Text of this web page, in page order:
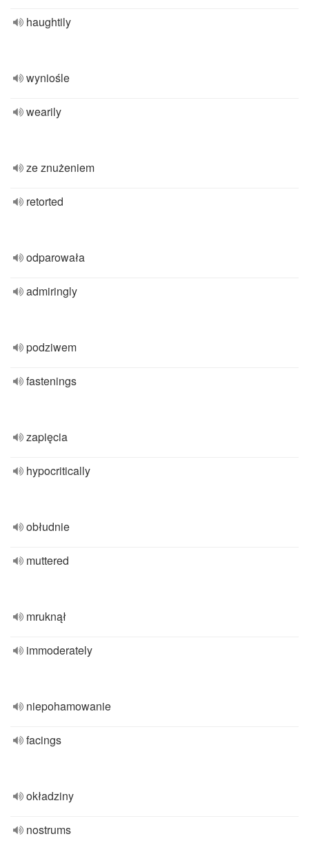
haughtily
wyniośle
wearily
ze znużeniem
retorted
odparowała
admiringly
podziwem
fastenings
zapięcia
hypocritically
obłudnie
muttered
mruknął
immoderately
niepohamowanie
facings
okładziny
nostrums